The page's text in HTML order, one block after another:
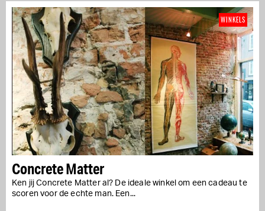
Concrete Matter
Ken jij Concrete Matter al? De ideale winkel om een cadeau te
scoren voor de echte man. Een...
WINKELS